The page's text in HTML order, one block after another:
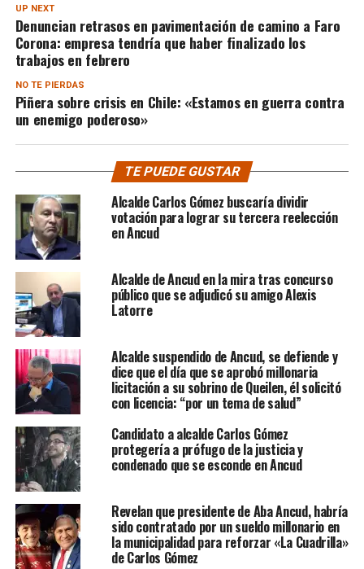
UP NEXT
Denuncian retrasos en pavimentación de camino a Faro
Corona: empresa tendría que haber finalizado los
trabajos en febrero
NO TE PIERDAS
Piñera sobre crisis en Chile: «Estamos en guerra contra
un enemigo poderoso»
TE PUEDE GUSTAR
Alcalde Carlos Gómez buscaría dividir
votación para lograr su tercera reelección
en Ancud
Alcalde de Ancud en la mira tras concurso
público que se adjudicó su amigo Alexis
Latorre
Alcalde suspendido de Ancud, se defiende y
dice que el día que se aprobó millonaria
licitación a su sobrino de Queilen, él solicitó
con licencia: “por un tema de salud”
Candidato a alcalde Carlos Gómez
protegería a prófugo de la justicia y
condenado que se esconde en Ancud
Revelan que presidente de Aba Ancud, habría
sido contratado por un sueldo millonario en
la municipalidad para reforzar «La Cuadrilla»
de Carlos Gómez